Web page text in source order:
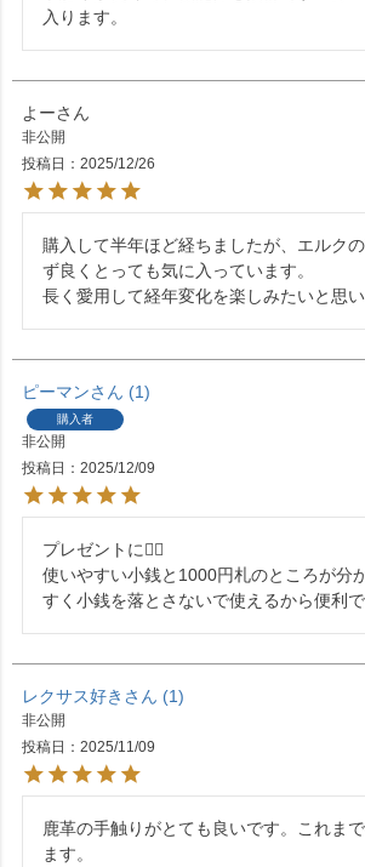
よー
非公開
投稿日
2025/12/26
購入して半年ほど経ちましたが、エルク
ず良くとっても気に入っています。
長く愛用して経年変化を楽しみたいと思い
ピーマン 1
購入者
非公開
投稿日
2025/12/09
プレゼントに🙆‍♀️
使いやすい小銭と1000円札のところが分
すく小銭を落とさないで使えるから便利で
レクサス好き 1
非公開
投稿日
2025/11/09
鹿革の手触りがとても良いです。これま
ます。